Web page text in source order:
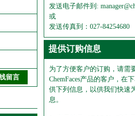
发送电子邮件到:
或
发送传真到：027-84254680
提供订购信息
为了方便客户的订购，请需
ChemFaces产品的客户，在
供下列信息，以供我们快速
息。